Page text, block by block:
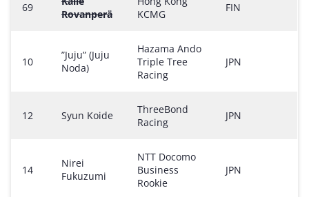
69
Rovanperä
KCMG
FIN
10
”Juju” (Juju
Noda)
Hazama Ando
Triple Tree
Racing
JPN
12 Syun Koide
ThreeBond
Racing
JPN
14
Nirei
Fukuzumi
NTT Docomo
Business
Rookie
JPN